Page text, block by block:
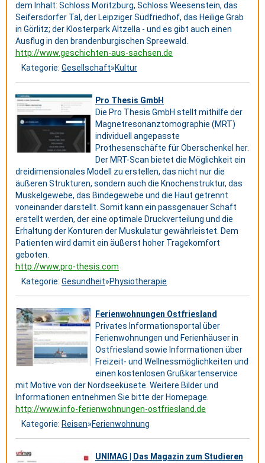
dem Inhalt: Schloss Moritzburg, Schloss Weesenstein, das
Seifersdorfer Tal, der Leipziger Südfriedhof, das Heilige Grab
in Görlitz; der Klosterpark Altzella - und es gibt auch einen
Ausflug in den brandenburgischen Spreewald.
http://www.geschichten-aus-sachsen.de
Kategorie: Gesellschaft»Kultur
Pro Thesis GmbH
Die Pro Thesis GmbH stellt mithilfe der
Magnetresonanztomographie (MRT)
individuell angepasste
Prothesenschäfte für Oberschenkel her.
Der MRT-Scan bietet die Möglichkeit ein
dreidimensionales Modell zu erstellen, das nicht nur die
äußeren Strukturen, sondern auch die Knochenstruktur, das
Muskelgewebe, das Bindegewebe und die Haut getrennt
voneinander darstellt. Somit kann ein passgenauer Schaft
erstellt werden, der eine optimale Druckverteilung und die
Erhaltung der Konturen der Muskulatur gewährleistet. Dem
Patienten wird damit ein äußerst hoher Tragekomfort
geboten.
http://www.pro-thesis.com
Kategorie: Gesundheit»Physiotherapie
Ferienwohnungen Ostfriesland
Privates Informationsportal über
Ferienwohnungen und Ferienhäuser in
Ostfriesland sowie Informationen über
Freizeit- und Wellnessmöglichkeiten und
einen kostenlosen Grußkartenservice
mit Motive von der Nordseeküsete. Weitere Bilder und
Informationen entnehmen Sie bitte der Homepage.
http://www.info-ferienwohnungen-ostfriesland.de
Kategorie: Reisen»Ferienwohnung
UNIMAG | Das Magazin zum Studieren